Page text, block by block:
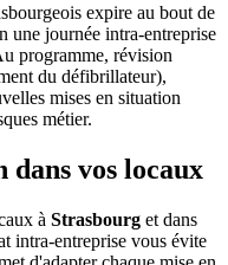
expire au bout de
une journée intra-entreprise
programme, révision
du défibrillateur),
mises en situation
métier.
vos locaux
à Strasbourg et dans
intra-entreprise vous évite